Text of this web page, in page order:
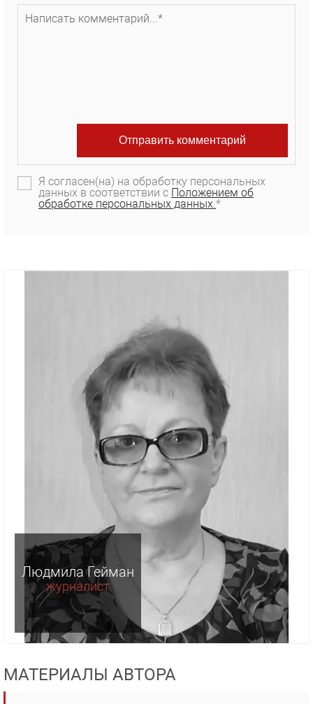
Я согласен(на) на обработку персональных
данных в соответствии с Положением об
обработке персональных данных.*
Людмила Гейман
журналист
МАТЕРИАЛЫ АВТОРА